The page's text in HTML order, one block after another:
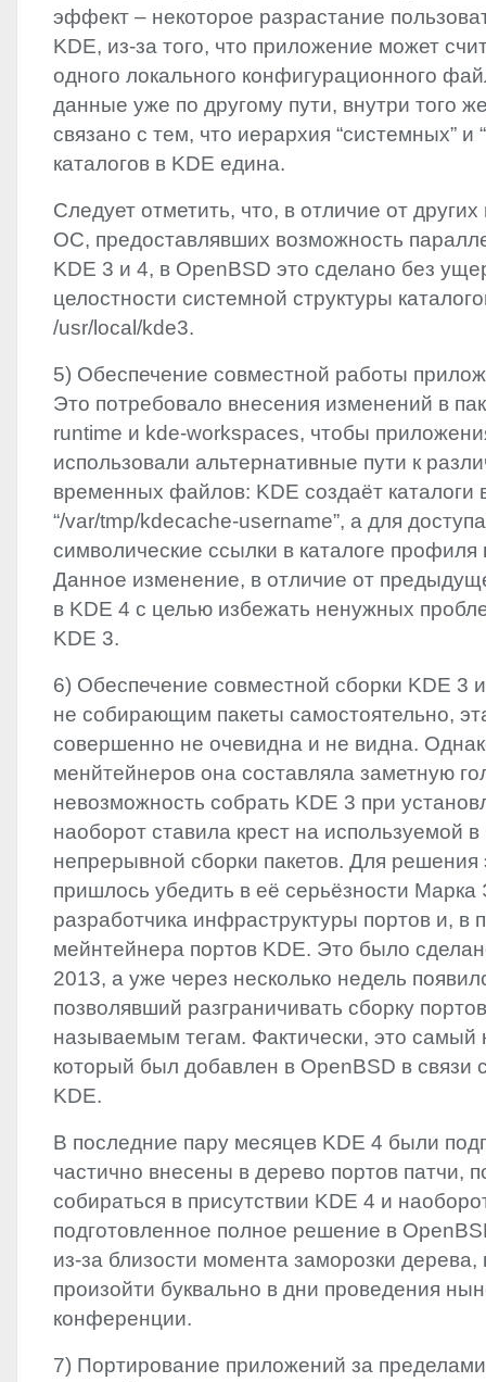
эффект – некоторое разрастание
KDE, из-за того, что приложение может
одного локального конфигурационного
данные уже по другому пути, внутри того
связано с тем, что иерархия “системных” и
каталогов в KDE едина.
Следует отметить, что, в отличие от
ОС, предоставлявших возможность
KDE 3 и 4, в OpenBSD это сделано без
целостности системной структуры
/usr/local/kde3.
5) Обеспечение совместной работы
Это потребовало внесения изменений в
runtime и kde-workspaces, чтобы
использовали альтернативные пути к
временных файлов: KDE создаёт каталоги
“/var/tmp/kdecache-username”, а для
символические ссылки в каталоге профиля
Данное изменение, в отличие от
в KDE 4 с целью избежать ненужных
KDE 3.
6) Обеспечение совместной сборки KDE 3
не собирающим пакеты самостоятельно,
совершенно не очевидна и не видна.
менйтейнеров она составляла заметную
невозможность собрать KDE 3 при
наоборот ставила крест на используемой
непрерывной сборки пакетов. Для
пришлось убедить в её серьёзности Марка
разработчика инфраструктуры портов и, в
мейнтейнера портов KDE. Это было
2013, а уже через несколько недель
позволявший разграничивать сборку
называемым тегам. Фактически, это самый
который был добавлен в OpenBSD в связи
KDE.
В последние пару месяцев KDE 4 были
частично внесены в дерево портов патчи,
собираться в присутствии KDE 4 и
подготовленное полное решение в
из-за близости момента заморозки
произойти буквально в дни проведения
конференции.
7) Портирование приложений за